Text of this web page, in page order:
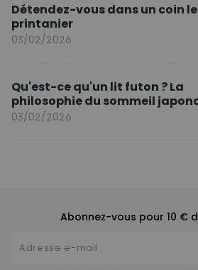
Détendez-vous dans un coin
printanier
03/02/2026
Qu'est-ce qu'un lit futon ? La
philosophie du sommeil
03/02/2026
Abonnez-vous pour 10 €